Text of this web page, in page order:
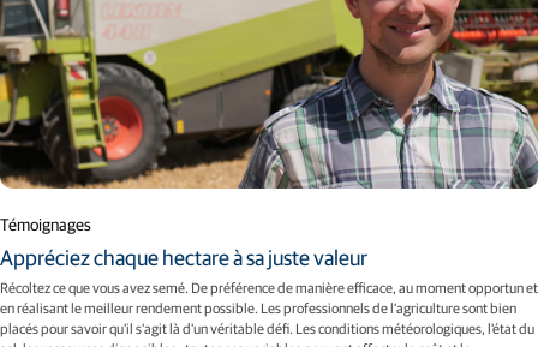
Témoignages
Appréciez chaque hectare à sa juste valeur
Récoltez ce que vous avez semé. De préférence de manière efficace, au moment opportun et
en réalisant le meilleur rendement possible. Les professionnels de l'agriculture sont bien
placés pour savoir qu'il s'agit là d'un véritable défi. Les conditions météorologiques, l'état du